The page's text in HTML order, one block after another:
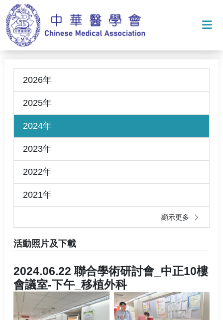
2026年
2025年
2024年
2023年
2022年
2021年
顯示更多
活動照片及下載
2024.06.22 聯合學術研討會_中正10樓
會議室-下午_移植外科